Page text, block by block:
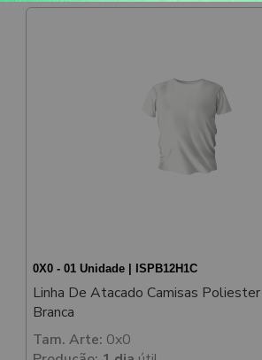
0X0 - 01 Unidade | ISPB12H1C
Linha De Atacado Camisas
Branca
Tam. Arte: 0x0